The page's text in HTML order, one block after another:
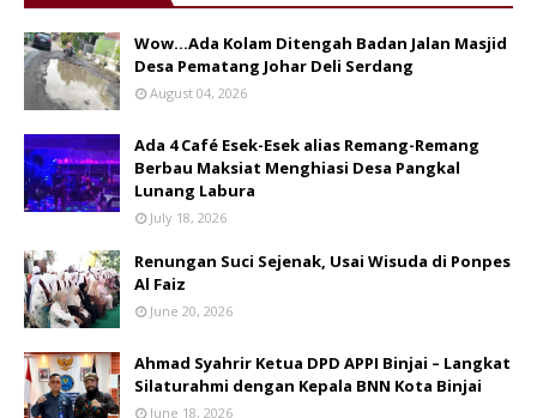
Wow...Ada Kolam Ditengah Badan Jalan Masjid
Desa Pematang Johar Deli Serdang
August 04, 2026
Ada 4 Café Esek-Esek alias Remang-Remang
Berbau Maksiat Menghiasi Desa Pangkal
Lunang Labura
July 18, 2026
Renungan Suci Sejenak, Usai Wisuda di Ponpes
Al Faiz
June 20, 2026
Ahmad Syahrir Ketua DPD APPI Binjai – Langkat
Silaturahmi dengan Kepala BNN Kota Binjai
June 18, 2026